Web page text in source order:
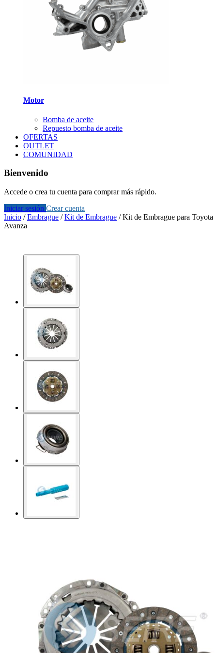
Motor
Bomba de aceite
Repuesto bomba de aceite
OFERTAS
OUTLET
COMUNIDAD
Bienvenido
Accede o crea tu cuenta para comprar más rápido.
Iniciar sesión Crear cuenta
Inicio /Embrague /Kit de Embrague /Kit de Embrague para Toyota
Avanza